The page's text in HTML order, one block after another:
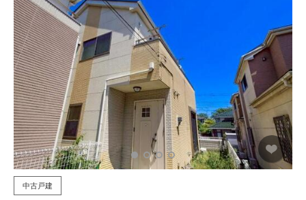
中古戸建